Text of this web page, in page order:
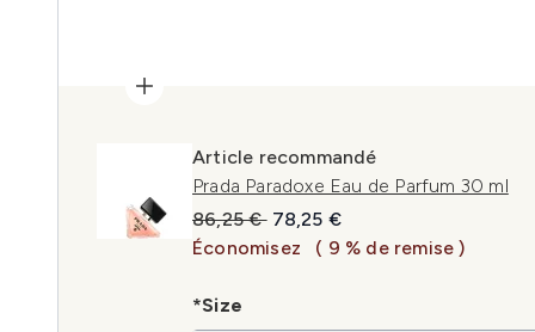
Article recommandé
Prada Paradoxe Eau de Parfum 30 ml
Prix de vente :
86,25 € Prix ​​actuel :
78,25 €
Économisez
( 9 % de remise )
*Size